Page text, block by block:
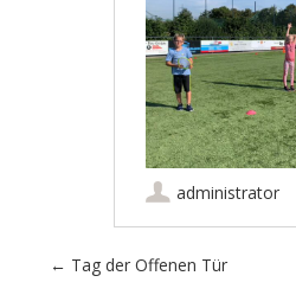
administrator
Artikel-Navigation
← Tag der Offenen Tür